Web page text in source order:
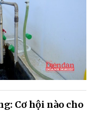
Cơ hội nào cho